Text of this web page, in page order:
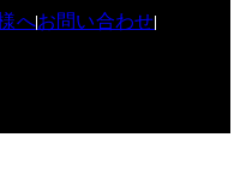
へお問い合わせ